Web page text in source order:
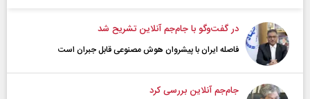
در گفت‌و‌گو با جام‌جم آنلاین تشریح شد
فاصله ایران با پیشرو‌ان هوش مصنوعی قابل جبران است
جام‌جم آنلاین بررسی کرد